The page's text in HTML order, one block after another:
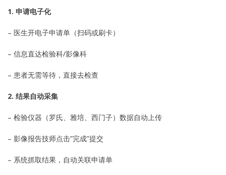
1. 申请电子化
– 医生开电子申请单（扫码或刷卡）
– 信息直达检验科/影像科
– 患者无需等待，直接去检查
2. 结果自动采集
– 检验仪器（罗氏、雅培、西门子）数据自动上传
– 影像报告技师点击”完成”提交
– 系统抓取结果，自动关联申请单